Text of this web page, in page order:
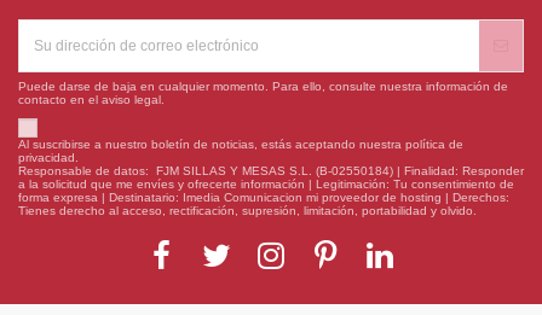
Puede darse de baja en cualquier momento. Para ello, consulte nuestra información de
contacto en el aviso legal.
Al suscribirse a nuestro boletín de noticias, estás aceptando nuestra política de
privacidad.
Responsable de datos: FJM SILLAS Y MESAS S.L. (B-02550184) | Finalidad: Responder
a la solicitud que me envíes y ofrecerte información | Legitimación: Tu consentimiento de
forma expresa | Destinatario: Imedia Comunicacion mi proveedor de hosting | Derechos:
Tienes derecho al acceso, rectificación, supresión, limitación, portabilidad y olvido.